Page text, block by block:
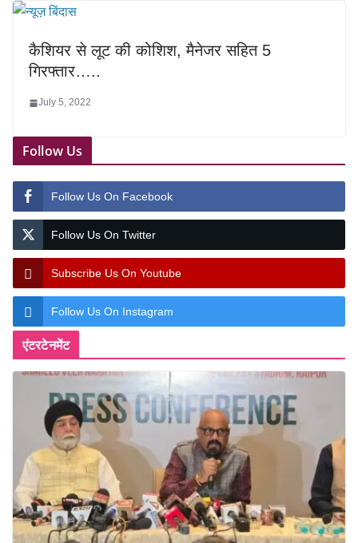
कैशियर से लूट की कोशिश, मैनेजर सहित 5
गिरफ्तार…..
July 5, 2022
Follow Us
Follow Us On Facebook
Follow Us On Twitter
Subscribe Us On Youtube
Follow Us On Instagram
एंटरटेनमेंट